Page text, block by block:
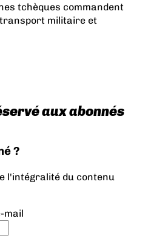
tchèques commandent
transport militaire et
aux abonnés
?
l'intégralité du contenu
mail